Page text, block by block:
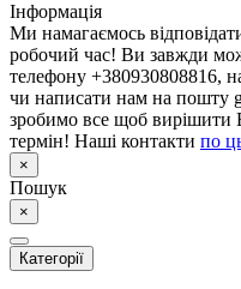
Інформація
Ми намагаємось
робочий час! Ви завжди
телефону +380930808816,
чи написати нам на пошту
зробимо все щоб
термін! Наші контакти по
×
Пошук
×
Категорії